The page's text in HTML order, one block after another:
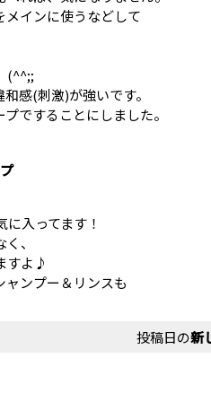
メインに使うなどして
(^^;;
感(刺激)が強いです。
ですることにしました。
入ってます！
、
すよ♪
ンプー＆リンスも
投稿日の新